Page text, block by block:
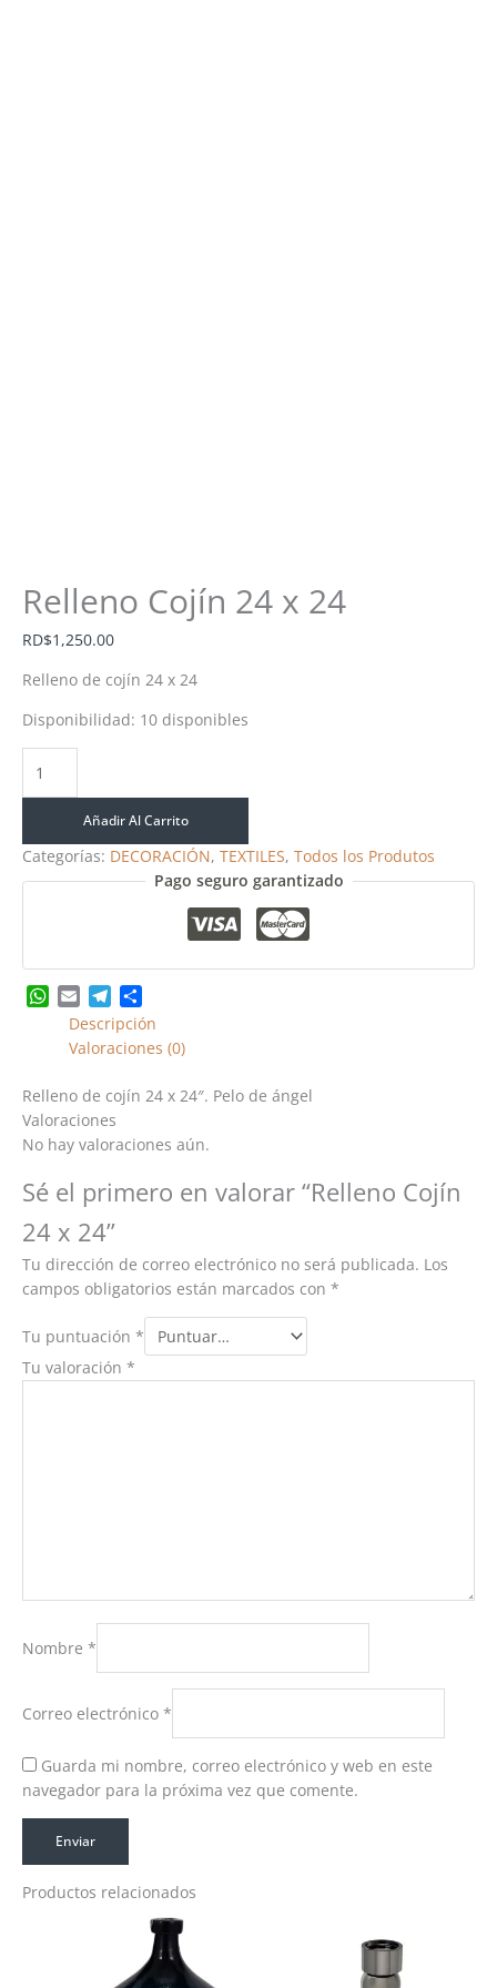
Relleno Cojín 24 x 24
RD$1,250.00
Relleno de cojín 24 x 24
Disponibilidad: 10 disponibles
Añadir Al Carrito
Categorías: DECORACIÓN, TEXTILES, Todos los Produtos
Pago seguro garantizado
WhatsApp
EmailTelegram
Descripción
Valoraciones (0)
Relleno de cojín 24 x 24″. Pelo de ángel
Valoraciones
No hay valoraciones aún.
Sé el primero en valorar “Relleno Cojín
24 x 24”
Tu dirección de correo electrónico no será publicada. Los
campos obligatorios están marcados con *
Tu puntuación *
Tu valoración *
Nombre *
Correo electrónico *
Guarda mi nombre, correo electrónico y web en este
navegador para la próxima vez que comente.
Productos relacionados